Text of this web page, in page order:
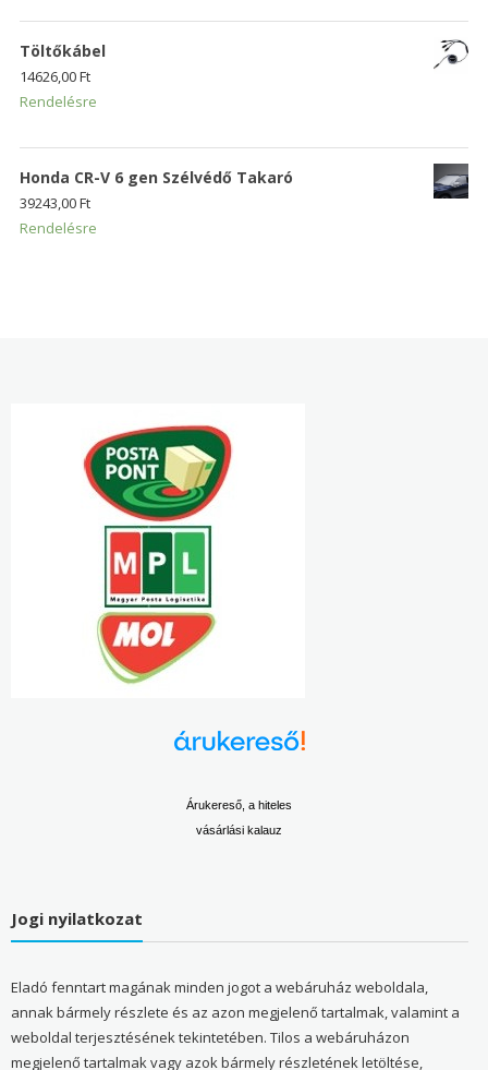
Töltőkábel
14626,00Ft
Rendelésre
Honda CR-V 6 gen Szélvédő Takaró
39243,00Ft
Rendelésre
Árukereső, a hiteles
vásárlási kalauz
Jogi nyilatkozat
Eladó fenntart magának minden jogot a webáruház weboldala,
annak bármely részlete és az azon megjelenő tartalmak, valamint a
weboldal terjesztésének tekintetében. Tilos a webáruházon
megjelenő tartalmak vagy azok bármely részletének letöltése,